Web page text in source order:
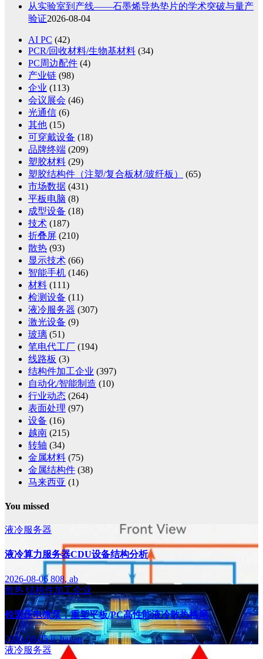
从实验室到产线——石墨烯导热垫片的学术突破与量产
验证2026-08-04
AI PC (42)
PCR/回收材料/生物基材料 (34)
PC周边配件 (4)
产业链 (98)
企业 (113)
会议展会 (46)
光通信 (6)
其他 (15)
可穿戴设备 (18)
品牌终端 (209)
塑胶材料 (29)
塑胶结构件（注塑/复合板材/玻纤板）
(65)
市场数据 (431)
平板电脑 (8)
成型设备 (18)
技术 (187)
折叠屏 (210)
散热 (93)
显示技术 (66)
智能手机 (146)
材料 (111)
检测设备 (11)
液冷服务器 (307)
激光设备 (9)
玻璃 (51)
笔电代工厂 (194)
线路板 (3)
结构件加工企业 (397)
自动化/智能制造 (10)
行业动态 (264)
表面处理 (97)
设备 (16)
越南 (215)
转轴 (34)
金属材料 (75)
金属结构件 (38)
马来西亚 (1)
You missed
液冷服务器
液冷算力服务器CDU设备结构分析
2026-08-06808, ab
散热 结构件加工企业
锐盟压电微泵，重塑平板/PC高性能液冷散热格局
2026-08-05li, hailan
液冷服务器